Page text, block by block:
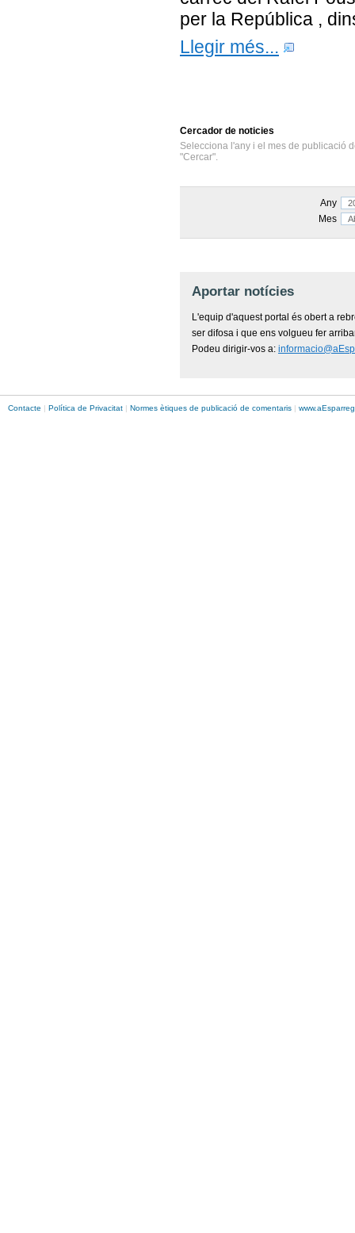
per la República ,
Llegir més...
Cercador de noticies
Selecciona l'any i el mes de publicació
"Cercar".
Any
Mes
Aportar notícies
L'equip d'aquest portal és obert a
ser difosa i que ens volgueu fer
Podeu dirigir-vos a:
Contacte | Política de Privacitat | Normes ètiques de publicació de comentaris | www.